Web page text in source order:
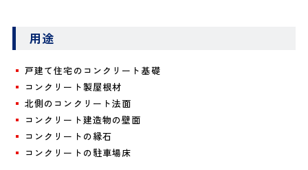
用途
戸建て住宅のコンクリート基礎
コンクリート製屋根材
北側のコンクリート法面
コンクリート建造物の壁面
コンクリートの縁石
コンクリートの駐車場床